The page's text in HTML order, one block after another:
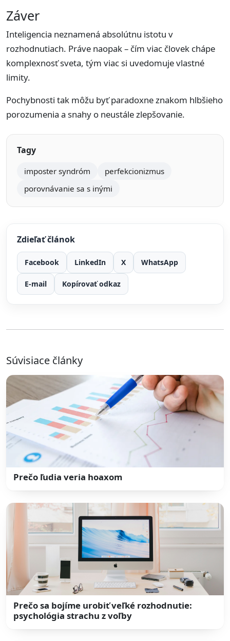
Záver
Inteligencia neznamená absolútnu istotu v
rozhodnutiach. Práve naopak – čím viac človek chápe
komplexnosť sveta, tým viac si uvedomuje vlastné
limity.
Pochybnosti tak môžu byť paradoxne znakom hlbšieho
porozumenia a snahy o neustále zlepšovanie.
Tagy
imposter syndróm
perfekcionizmus
porovnávanie sa s inými
Zdieľať článok
Facebook LinkedIn X WhatsApp
E-mail Kopírovať odkaz
Súvisiace články
Prečo ľudia veria hoaxom
Prečo sa bojíme urobiť veľké rozhodnutie:
psychológia strachu z voľby